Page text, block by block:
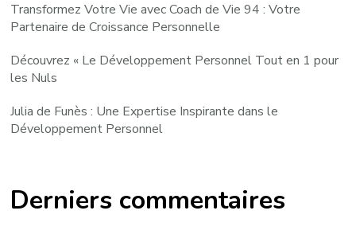
Transformez Votre Vie avec Coach de Vie 94 : Votre
Partenaire de Croissance Personnelle
Découvrez « Le Développement Personnel Tout en 1 pour
les Nuls
Julia de Funès : Une Expertise Inspirante dans le
Développement Personnel
Derniers commentaires